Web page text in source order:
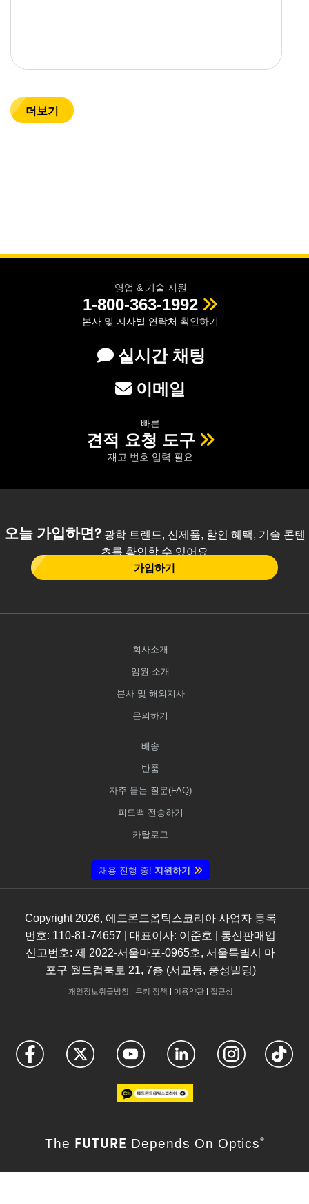
더보기
영업 & 기술 지원
1-800-363-1992
본사 및 지사별 연락처 확인하기
실시간 채팅
이메일
빠른
견적 요청 도구
재고 번호 입력 필요
오늘 가입하면?광학 트렌드, 신제품, 할인 혜택, 기술 콘텐
츠를 확인할 수 있어요
가입하기
회사소개
임원 소개
본사 및 해외지사
문의하기
배송
반품
자주 묻는 질문(FAQ)
피드백 전송하기
카탈로그
채용 진행 중! 지원하기
Copyright 2026, 에드몬드옵틱스코리아 사업자 등록
번호: 110-81-74657 | 대표이사: 이준호 | 통신판매업
신고번호: 제 2022-서울마포-0965호, 서울특별시 마
포구 월드컵북로 21, 7층 (서교동, 풍성빌딩)
개인정보취급방침 | 쿠키 정책 | 이용약관| 접근성
The FUTURE Depends On Optics ®